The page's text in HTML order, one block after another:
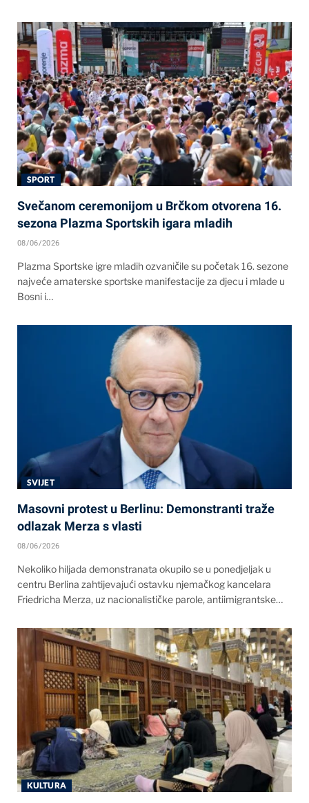
SPORT
Svečanom ceremonijom u Brčkom otvorena 16.
sezona Plazma Sportskih igara mladih
08/06/2026
Plazma Sportske igre mladih ozvaničile su početak 16. sezone
najveće amaterske sportske manifestacije za djecu i mlade u
Bosni i…
SVIJET
Masovni protest u Berlinu: Demonstranti traže
odlazak Merza s vlasti
08/06/2026
Nekoliko hiljada demonstranata okupilo se u ponedjeljak u
centru Berlina zahtijevajući ostavku njemačkog kancelara
Friedricha Merza, uz nacionalističke parole, antiimigrantske…
KULTURA